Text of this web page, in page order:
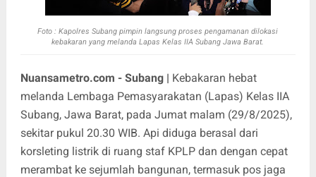
Foto : Kapolres Subang pimpin langsung proses pengamanan dilokasi
kebakaran yang melanda Lapas Kelas IIA Subang Jawa Barat.
Nuansametro.com - Subang | Kebakaran hebat
melanda Lembaga Pemasyarakatan (Lapas) Kelas IIA
Subang, Jawa Barat, pada Jumat malam (29/8/2025),
sekitar pukul 20.30 WIB. Api diduga berasal dari
korsleting listrik di ruang staf KPLP dan dengan cepat
merambat ke sejumlah bangunan, termasuk pos jaga